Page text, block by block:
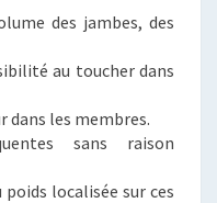
des jambes, des
au toucher dans
dans les membres.
sans raison
localisée sur ces